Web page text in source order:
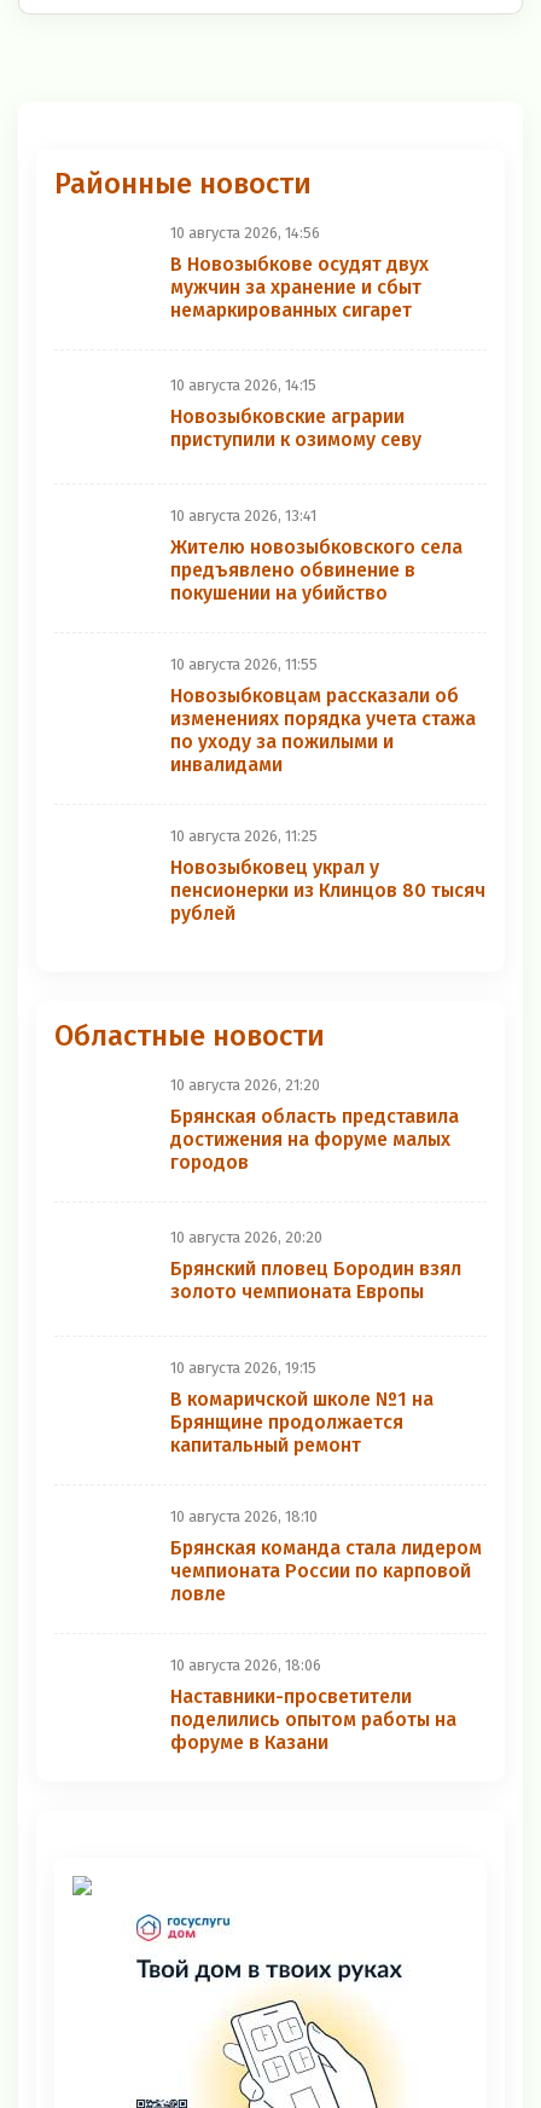
Районные новости
10 августа 2026, 14:56
В Новозыбкове осудят двух
мужчин за хранение и сбыт
немаркированных сигарет
10 августа 2026, 14:15
Новозыбковские аграрии
приступили к озимому севу
10 августа 2026, 13:41
Жителю новозыбковского села
предъявлено обвинение в
покушении на убийство
10 августа 2026, 11:55
Новозыбковцам рассказали об
изменениях порядка учета стажа
по уходу за пожилыми и
инвалидами
10 августа 2026, 11:25
Новозыбковец украл у
пенсионерки из Клинцов 80 тысяч
рублей
Областные новости
10 августа 2026, 21:20
Брянская область представила
достижения на форуме малых
городов
10 августа 2026, 20:20
Брянский пловец Бородин взял
золото чемпионата Европы
10 августа 2026, 19:15
В комаричской школе №1 на
Брянщине продолжается
капитальный ремонт
10 августа 2026, 18:10
Брянская команда стала лидером
чемпионата России по карповой
ловле
10 августа 2026, 18:06
Наставники-просветители
поделились опытом работы на
форуме в Казани